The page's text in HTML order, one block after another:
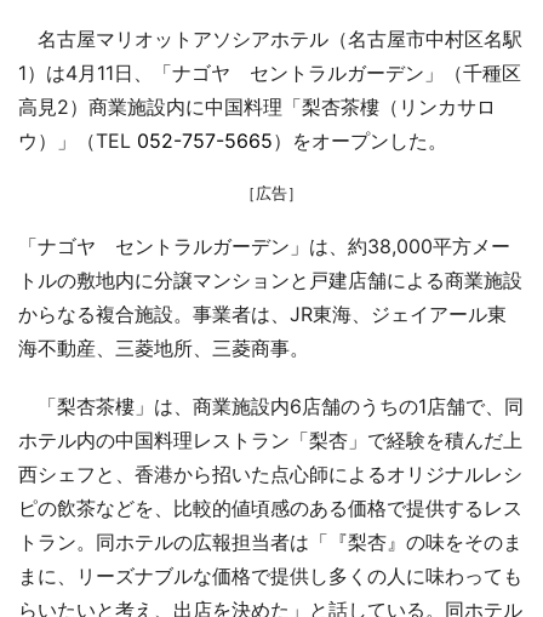
名古屋マリオットアソシアホテル（名古屋市中村区名駅
1）は4月11日、「ナゴヤ セントラルガーデン」（千種区
高見2）商業施設内に中国料理「梨杏茶樓（リンカサロ
ウ）」（TEL 052-757-5665）をオープンした。
［広告］
「ナゴヤ セントラルガーデン」は、約38,000平方メー
トルの敷地内に分譲マンションと戸建店舗による商業施設
からなる複合施設。事業者は、JR東海、ジェイアール東
海不動産、三菱地所、三菱商事。
「梨杏茶樓」は、商業施設内6店舗のうちの1店舗で、同
ホテル内の中国料理レストラン「梨杏」で経験を積んだ上
西シェフと、香港から招いた点心師によるオリジナルレシ
ピの飲茶などを、比較的値頃感のある価格で提供するレス
トラン。同ホテルの広報担当者は「『梨杏』の味をそのま
まに、リーズナブルな価格で提供し多くの人に味わっても
らいたいと考え、出店を決めた」と話している。同ホテル